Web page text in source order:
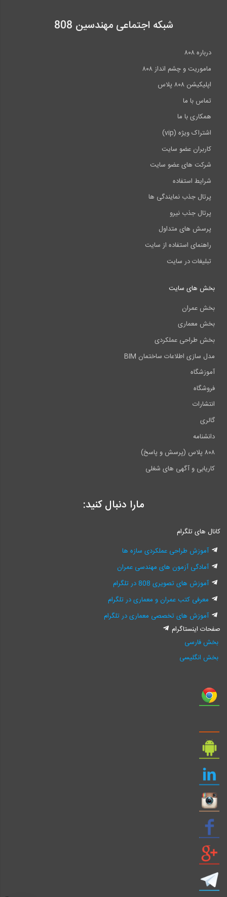
شبکه اجتماعی مهندسین 808
درباره ۸۰۸
ماموریت و چشم انداز ۸۰۸
اپلیکیشن ۸۰۸ پلاس
تماس با ما
همکاری با ما
اشتراک ویژه (vip)
کاربران عضو سایت
شرکت های عضو سایت
شرایط استفاده
پرتال جذب نمایندگی ها
پرتال جذب نیرو
پرسش های متداول
راهنمای استفاده از سایت
تبلیغات در سایت
بخش های سایت
بخش عمران
بخش معماری
بخش طراحی عملکردی
مدل سازی اطلاعات ساختمان BIM
آموزشگاه
فروشگاه
انتشارات
گالری
دانشنامه
۸۰۸ پلاس (پرسش و پاسخ)
کاریابی و آگهی های شغلی
مارا دنبال کنید:
کانال های تلگرام
آموزش طراحی عملکردی سازه ها
آمادگی آزمون های مهندسی عمران
آموزش های تصویری 808 در تلگرام
معرفی کتب عمران و معماری در تلگرام
آموزش های تخصصی معماری در تلگرام
صفحات اینستاگرام
بخش فارسی
بخش انگلیسی